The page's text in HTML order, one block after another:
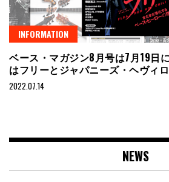
INFORMATION
ベース・マガジン8月号は7月19
はフリーとジャパニーズ・ヘヴィ
2022.07.14
NEWS